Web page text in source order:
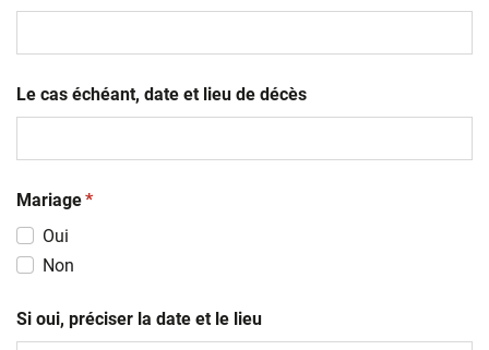
MM
Le cas échéant, date et lieu de décès
Mariage(obligatoire)
*
Oui
Non
Si oui, préciser la date et le lieu